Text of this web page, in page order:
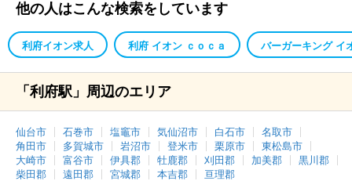
他の人はこんな検索をしています
利府イオン求人 利府 イオン ｃｏｃａ バーガーキング イ
「利府駅」周辺のエリア
仙台市 石巻市 塩竈市 気仙沼市 白石市
名取市
角田市
多賀城市 岩沼市 登米市 栗原市
東松島市
大崎市
富谷市 伊具郡 牡鹿郡 刈田郡 加美郡
黒川郡
柴田郡
遠田郡 宮城郡 本吉郡 亘理郡